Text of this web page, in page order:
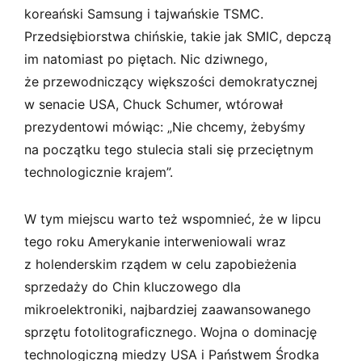
koreański Samsung i tajwańskie TSMC.
Przedsiębiorstwa chińskie, takie jak SMIC, depczą
im natomiast po piętach. Nic dziwnego,
że przewodniczący większości demokratycznej
w senacie USA, Chuck Schumer, wtórował
prezydentowi mówiąc: „Nie chcemy, żebyśmy
na początku tego stulecia stali się przeciętnym
technologicznie krajem”.
W tym miejscu warto też wspomnieć, że w lipcu
tego roku Amerykanie interweniowali wraz
z holenderskim rządem w celu zapobieżenia
sprzedaży do Chin kluczowego dla
mikroelektroniki, najbardziej zaawansowanego
sprzętu fotolitograficznego. Wojna o dominację
technologiczną miedzy USA i Państwem Środka